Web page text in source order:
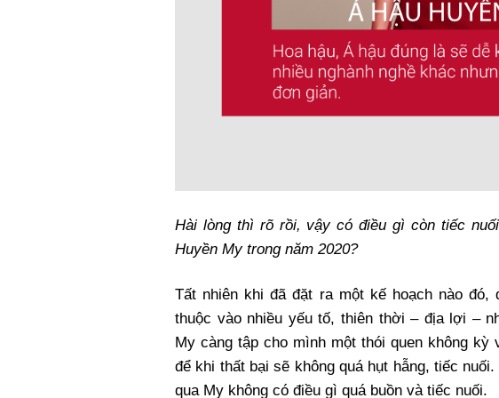
Hài lòng thì rõ rồi, vậy có điều gì còn tiếc
Huyền My trong năm 2020?
Tất nhiên khi đã đặt ra một kế hoạch nào đó,
thuộc vào nhiều yếu tố, thiên thời – địa lợi –
My càng tập cho mình một thói quen không kỳ
để khi thất bại sẽ không quá hụt hẫng, tiếc
qua My không có điều gì quá buồn và tiếc nuối.